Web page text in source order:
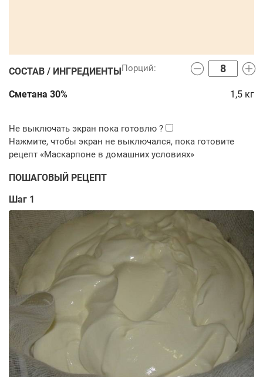
СОСТАВ / ИНГРЕДИЕНТЫ
Сметана 30% 1,5 кг
ПОШАГОВЫЙ РЕЦЕПТ
Шаг 1